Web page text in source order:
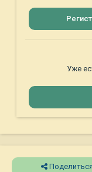
Уже
Поделиться